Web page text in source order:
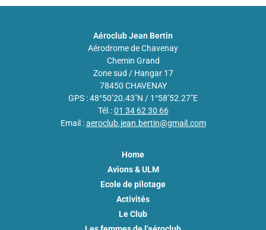
Aéroclub Jean Bertin
Aérodrome de Chavenay
Chemin Grand
Zone sud / Hangar 17
78450 CHAVENAY
GPS : 48°50’20.43″N / 1°58’52.27″E
Tél.: 01 34 62 30 66
Email :aeroclub.jean.bertin@gmail.com
Home
Avions & ULM
Ecole de pilotage
Activités
Le Club